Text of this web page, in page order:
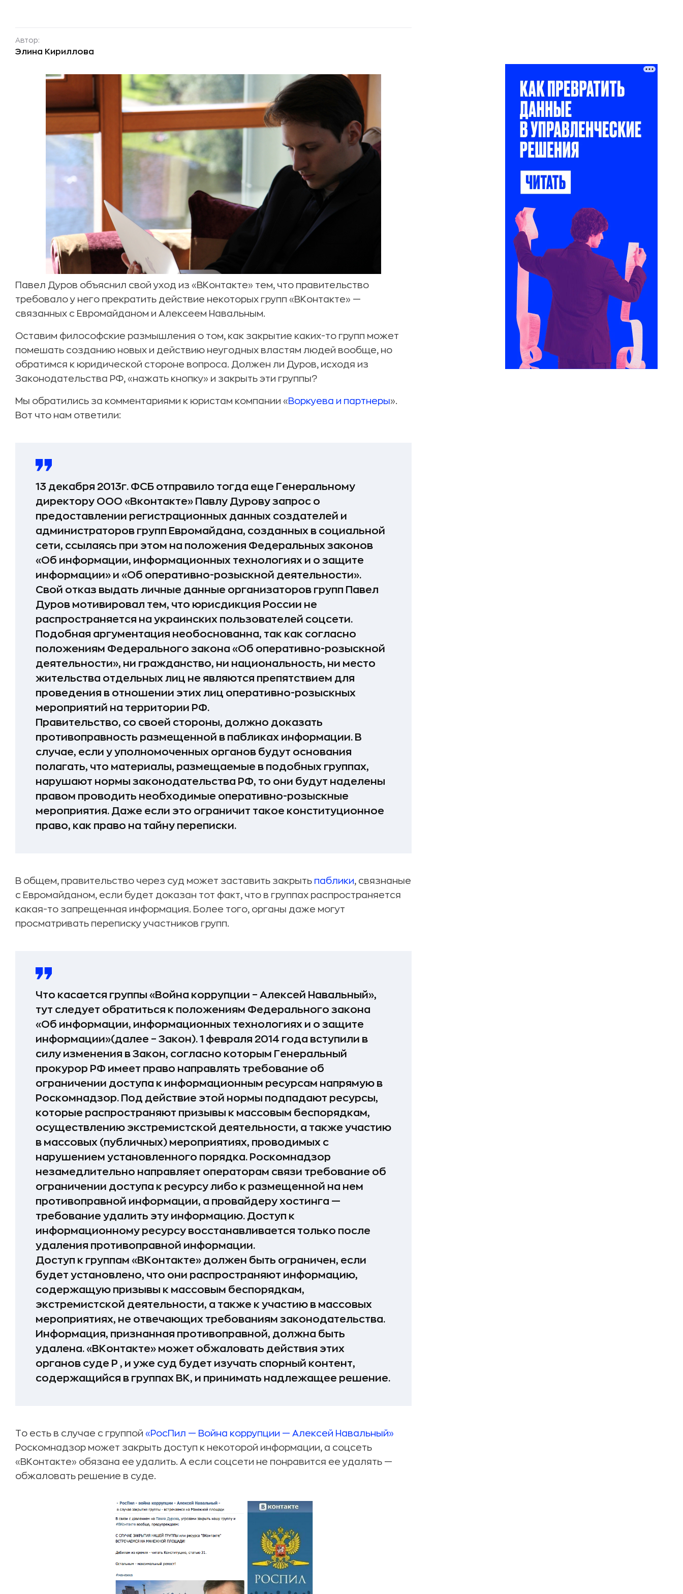
Автор:
Элина Кириллова
Павел Дуров объяснил свой уход из «ВКонтакте» тем, что правительство
требовало у него прекратить действие некоторых групп «ВКонтакте» —
связанных с Евромайданом и Алексеем Навальным.
Оставим философские размышления о том, как закрытие каких-то групп может
помешать созданию новых и действию неугодных властям людей вообще, но
обратимся к юридической стороне вопроса. Должен ли Дуров, исходя из
Законодательства РФ, «нажать кнопку» и закрыть эти группы?
Мы обратились за комментариями к юристам компании «Воркуева и партнеры».
Вот что нам ответили:
13 декабря 2013г. ФСБ отправило тогда еще Генеральному
директору ООО «Вконтакте» Павлу Дурову запрос о
предоставлении регистрационных данных создателей и
администраторов групп Евромайдана, созданных в социальной
сети, ссылаясь при этом на положения Федеральных законов
«Об информации, информационных технологиях и о защите
информации» и «Об оперативно-розыскной деятельности».
Свой отказ выдать личные данные организаторов групп Павел
Дуров мотивировал тем, что юрисдикция России не
распространяется на украинских пользователей соцсети.
Подобная аргументация необоснованна, так как согласно
положениям Федерального закона «Об оперативно-розыскной
деятельности», ни гражданство, ни национальность, ни место
жительства отдельных лиц не являются препятствием для
проведения в отношении этих лиц оперативно-розыскных
мероприятий на территории РФ.
Правительство, со своей стороны, должно доказать
противоправность размещенной в пабликах информации. В
случае, если у уполномоченных органов будут основания
полагать, что материалы, размещаемые в подобных группах,
нарушают нормы законодательства РФ, то они будут наделены
правом проводить необходимые оперативно-розыскные
мероприятия. Даже если это ограничит такое конституционное
право, как право на тайну переписки.
В общем, правительство через суд может заставить закрыть паблики, связнаные
с Евромайданом, если будет доказан тот факт, что в группах распространяется
какая-то запрещенная информация. Более того, органы даже могут
просматривать переписку участников групп.
Что касается группы «Война коррупции – Алексей Навальный»,
тут следует обратиться к положениям Федерального закона
«Об информации, информационных технологиях и о защите
информации»(далее – Закон). 1 февраля 2014 года вступили в
силу изменения в Закон, согласно которым Генеральный
прокурор РФ имеет право направлять требование об
ограничении доступа к информационным ресурсам напрямую в
Роскомнадзор. Под действие этой нормы подпадают ресурсы,
которые распространяют призывы к массовым беспорядкам,
осуществлению экстремистской деятельности, а также участию
в массовых (публичных) мероприятиях, проводимых с
нарушением установленного порядка. Роскомнадзор
незамедлительно направляет операторам связи требование об
ограничении доступа к ресурсу либо к размещенной на нем
противоправной информации, а провайдеру хостинга —
требование удалить эту информацию. Доступ к
информационному ресурсу восстанавливается только после
удаления противоправной информации.
Доступ к группам «ВКонтакте» должен быть ограничен, если
будет установлено, что они распространяют информацию,
содержащую призывы к массовым беспорядкам,
экстремистской деятельности, а также к участию в массовых
мероприятиях, не отвечающих требованиям законодательства.
Информация, признанная противоправной, должна быть
удалена. «ВКонтакте» может обжаловать действия этих
органов суде Р , и уже суд будет изучать спорный контент,
содержащийся в группах ВК, и принимать надлежащее решение.
То есть в случае с группой «РосПил — Война коррупции — Алексей Навальный»
Роскомнадзор может закрыть доступ к некоторой информации, а соцсеть
«ВКонтакте» обязана ее удалить. А если соцсети не понравится ее удалять —
обжаловать решение в суде.